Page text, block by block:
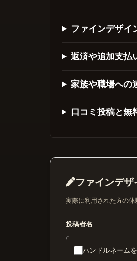
ファインデザイ
返済や追加支払
家族や職場への
口コミ投稿と無
ファインデ
実際に利用された方の体
投稿者名
ハンドルネーム